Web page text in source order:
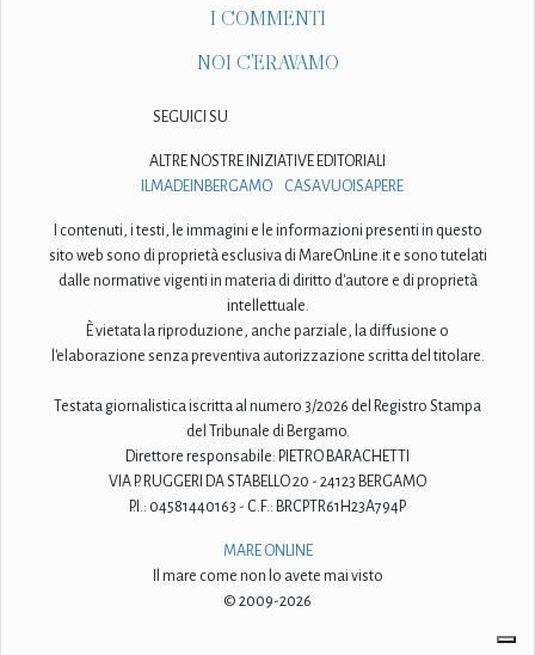
I COMMENTI
NOI C'ERAVAMO
SEGUICI SU
ALTRE NOSTRE INIZIATIVE EDITORIALI
ILMADEINBERGAMO
CASAVUOISAPERE
I contenuti, i testi, le immagini e le informazioni presenti in questo
sito web sono di proprietà esclusiva di MareOnLine.it e sono tutelati
dalle normative vigenti in materia di diritto d'autore e di proprietà
intellettuale.
È vietata la riproduzione, anche parziale, la diffusione o
l'elaborazione senza preventiva autorizzazione scritta del titolare.
Testata giornalistica iscritta al numero 3/2026 del Registro Stampa
del Tribunale di Bergamo.
Direttore responsabile: PIETRO BARACHETTI
VIA P. RUGGERI DA STABELLO 20 - 24123 BERGAMO
P.I.: 04581440163 - C.F.: BRCPTR61H23A794P
MARE ONLINE
Il mare come non lo avete mai visto
© 2009-2026